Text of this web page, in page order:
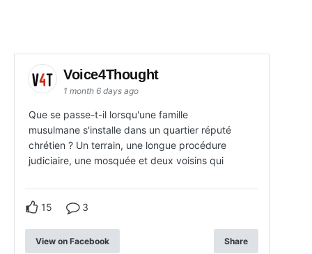
Voice4Thought
1 month 6 days ago
Que se passe-t-il lorsqu'une famille
musulmane s'installe dans un quartier réputé
chrétien ? Un terrain, une longue procédure
judiciaire, une mosquée et deux voisins qui
15 3
View on Facebook Share